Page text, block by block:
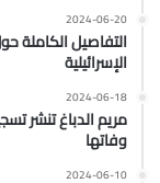
2024-06-20
التفاصيل الكاملة
الإسرائيلية
2024-06-18
مريم الدباغ تنشر
وفاتها
2024-06-10